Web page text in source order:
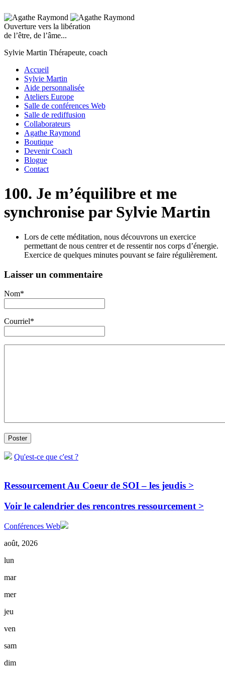
Ouverture vers la libération
de l’être, de l’âme...
Sylvie Martin Thérapeute, coach
Accueil
Sylvie Martin
Aide personnalisée
Ateliers Europe
Salle de conférences Web
Salle de rediffusion
Collaborateurs
Agathe Raymond
Boutique
Devenir Coach
Blogue
Contact
100. Je m’équilibre et me
synchronise par Sylvie Martin
Lors de cette méditation, nous découvrons un exercice
permettant de nous centrer et de ressentir nos corps d’énergie.
Exercice de quelques minutes pouvant se faire régulièrement.
Laisser un commentaire
Nom*
Courriel*
Qu'est-ce que c'est ?
Ressourcement Au Coeur de SOI – les jeudis >
Voir le calendrier des rencontres ressourcement >
Conférences Web
août, 2026
lun
mar
mer
jeu
ven
sam
dim